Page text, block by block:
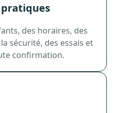
des horaires, des
sécurité, des essais et
confirmation.